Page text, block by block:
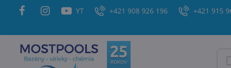
YT +421 908 926 196 +421 915